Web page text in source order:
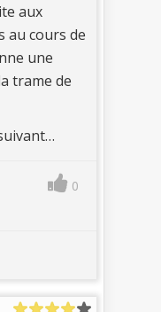
aux
au cours de
une
trame de
0